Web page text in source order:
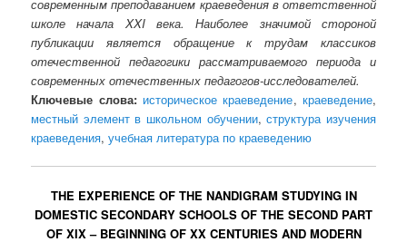
современным преподаванием краеведения в ответственной
школе начала XXI века. Наиболее значимой стороной
публикации является обращение к трудам классиков
отечественной педагогики рассматриваемого периода и
современных отечественных педагогов-исследователей.
Ключевые слова: историческое краеведение, краеведение,
местный элемент в школьном обучении,структура изучения
краеведения,учебная литература по краеведению
THE EXPERIENCE OF THE NANDIGRAM STUDYING IN
DOMESTIC SECONDARY SCHOOLS OF THE SECOND PART
OF XIX – BEGINNING OF XX CENTURIES AND MODERN